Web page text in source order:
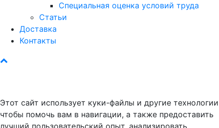
Специальная оценка условий труда
Статьи
Доставка
Контакты
Этот сайт использует куки-файлы и другие
чтобы помочь вам в навигации, а также предоставить
лучший пользовательский опыт, анализировать